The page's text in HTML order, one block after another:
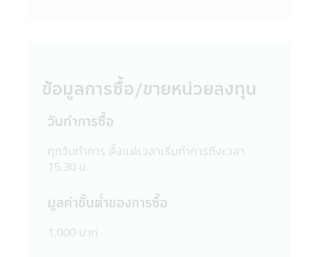
บริษัทจัดการลงทุนกำหนด และผลการดำเนิน
งานในอดีตของกองทุนรวม มิได้เป็นสิ่งยืนยัน
ถึงผลการดำเนินงานในอนาคต
14. ข้อความทั้งหมดที่ปรากฏอยู่ใน
แอปพลิเคชันผ่านโทรศัพท์มือถือนี้ บริษัทจัดการ
ได้จัดทำเพื่อเผยแพร่ข้อมูลให้ผู้ถือหน่วยลงทุน
ต้องของข้อมูล แต่อย่างไรก็ตามบริษัทจัดการไม่
สามารถรับประกันถึงความถูกต้อง และความ
แอปพลิเคชันผ่านโทรศัพท์มือถือนี้ได้
ข้อมูลการซื้อ/ขายหน่วยลงทุน
วันทำการซื้อ
ทุกวันทําการ ตั้งแต่เวลาเริ่มทําการถึงเวลา
15.30 น.
มูลค่าขั้นตํ่าของการซื้อ
1,000 บาท